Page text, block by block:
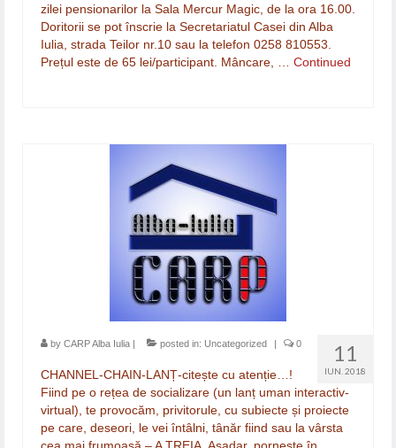
zilei pensionarilor la Sala Mercur Magic, de la ora 16.00.
Doritorii se pot înscrie la Secretariatul Casei din Alba
Iulia, strada Teilor nr.10 sau la telefon 0258 810553.
Prețul este de 65 lei/participant. Mâncare, … Continued
11
IUN. 2018
by CARP Alba Iulia posted in: Uncategorized 0
CHANNEL-CHAIN-LANȚ-citește cu atenție…!
Fiind pe o rețea de socializare (un lanț uman interactiv-
virtual), te provocăm, privitorule, cu subiecte și proiecte
pe care, deseori, le vei întâlni, tânăr fiind sau la vârsta